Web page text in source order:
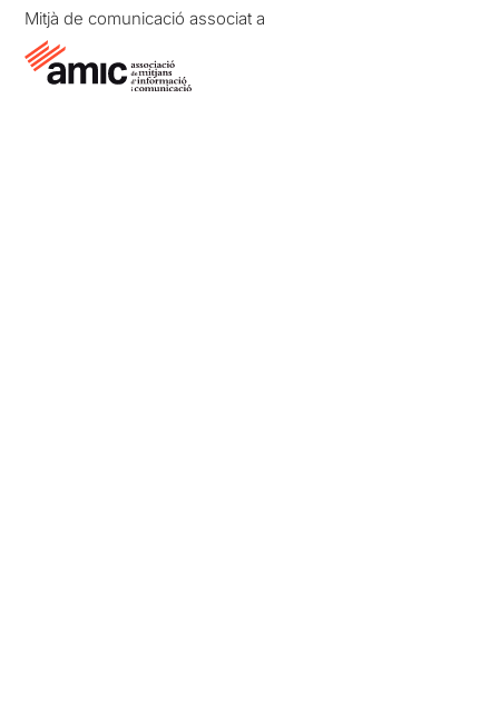
Mitjà de comunicació associat a